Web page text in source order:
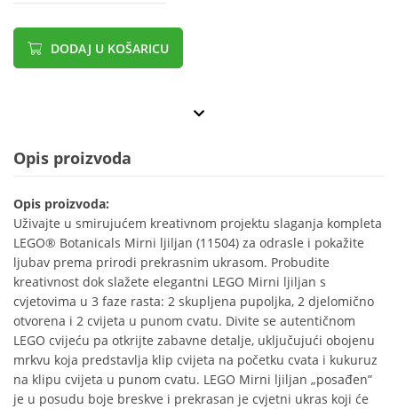
DODAJ U KOŠARICU
Opis proizvoda
Opis proizvoda:
Uživajte u smirujućem kreativnom projektu slaganja kompleta
LEGO® Botanicals Mirni ljiljan (11504) za odrasle i pokažite
ljubav prema prirodi prekrasnim ukrasom. Probudite
kreativnost dok slažete elegantni LEGO Mirni ljiljan s
cvjetovima u 3 faze rasta: 2 skupljena pupoljka, 2 djelomično
otvorena i 2 cvijeta u punom cvatu. Divite se autentičnom
LEGO cvijeću pa otkrijte zabavne detalje, uključujući obojenu
mrkvu koja predstavlja klip cvijeta na početku cvata i kukuruz
na klipu cvijeta u punom cvatu. LEGO Mirni ljiljan „posađen”
je u posudu boje breskve i prekrasan je cvjetni ukras koji će